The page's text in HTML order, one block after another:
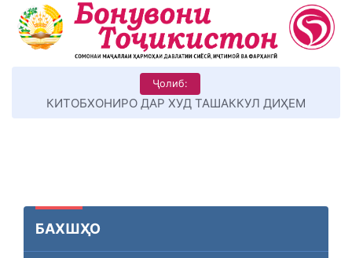
Ҷолиб:
КИТОБХОНИРО ДАР ХУД ТАШАККУЛ ДИҲЕМ
БАХШҲО